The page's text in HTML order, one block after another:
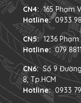
CN4: 165 Phạm
Hotline: 0933
CN5: 1236
Hotline: 079
CN6: Số 9
8, Tp.HCM
Hotline: 0933